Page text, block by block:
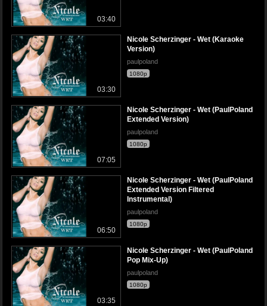
03:40
03:30
Nicole Scherzinger - Wet (Karaoke
Version)
paulpoland
1080p
07:05
Nicole Scherzinger - Wet (PaulPoland
Extended Version)
paulpoland
1080p
06:50
Nicole Scherzinger - Wet (PaulPoland
Extended Version Filtered
Instrumental)
paulpoland
1080p
03:35
Nicole Scherzinger - Wet (PaulPoland
Pop Mix-Up)
paulpoland
1080p